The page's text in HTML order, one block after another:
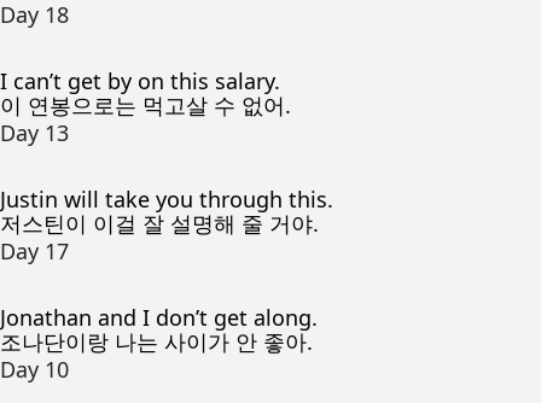
Day 18
I can’t get by on this salary.
이 연봉으로는 먹고살 수 없어.
Day 13
Justin will take you through this.
저스틴이 이걸 잘 설명해 줄 거야.
Day 17
Jonathan and I don’t get along.
조나단이랑 나는 사이가 안 좋아.
Day 10